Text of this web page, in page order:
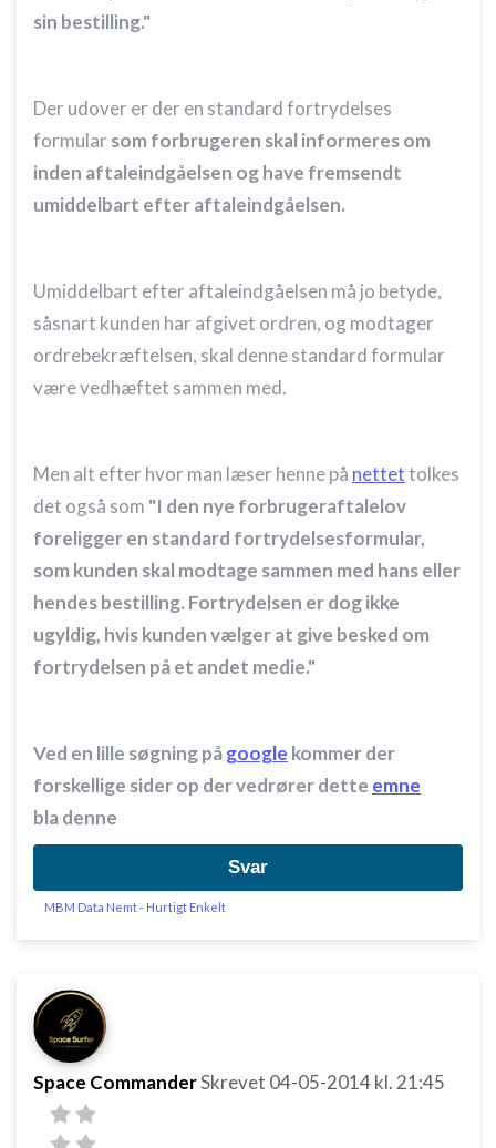
sin bestilling."
Der udover er der en standard fortrydelses
formular som forbrugeren skal informeres om
inden aftaleindgåelsen og have fremsendt
umiddelbart efter aftaleindgåelsen.
Umiddelbart efter aftaleindgåelsen må jo betyde,
såsnart kunden har afgivet ordren, og modtager
ordrebekræftelsen, skal denne standard formular
være vedhæftet sammen med.
Men alt efter hvor man læser henne på nettettolkes
det også som "I den nye forbrugeraftalelov
foreligger en standard fortrydelsesformular,
som kunden skal modtage sammen med hans eller
hendes bestilling. Fortrydelsen er dog ikke
ugyldig, hvis kunden vælger at give besked om
fortrydelsen på et andet medie."
Ved en lille søgning på google kommer der
forskellige sider op der vedrører dette emne
bla denne
Svar
MBM Data Nemt - Hurtigt Enkelt
Space CommanderSkrevet 04-05-2014kl. 21:45